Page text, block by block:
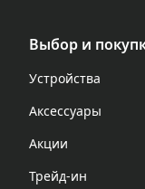
Выбор и
Устройства
Аксессуары
Акции
Трейд-ин